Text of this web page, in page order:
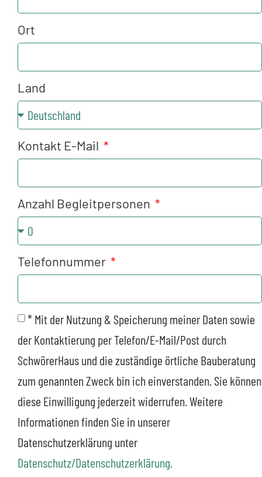
Ort
Land
Kontakt E-Mail
Anzahl Begleitpersonen
Telefonnummer
* Mit der Nutzung & Speicherung meiner Daten sowie
der Kontaktierung per Telefon/E-Mail/Post durch
SchwörerHaus und die zuständige örtliche Bauberatung
zum genannten Zweck bin ich einverstanden. Sie können
diese Einwilligung jederzeit widerrufen. Weitere
Informationen finden Sie in unserer
Datenschutzerklärung unter
Datenschutz/Datenschutzerklärung.